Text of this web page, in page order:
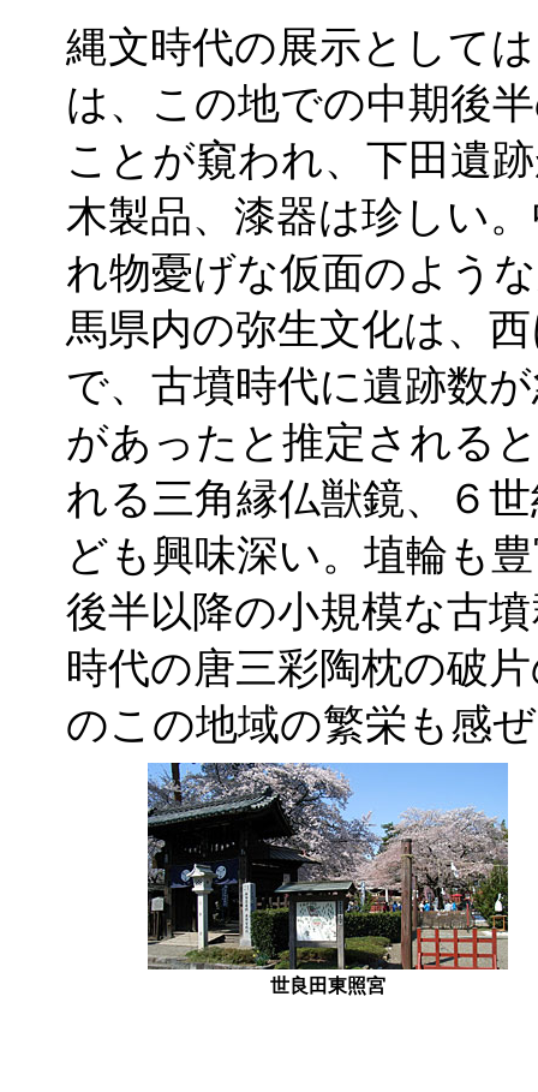
縄文時代の展示として
は、この地での中期後
ことが窺われ、下田遺
木製品、漆器は珍しい
れ物憂げな仮面のよう
馬県内の弥生文化は、
で、古墳時代に遺跡数
があったと推定される
れる三角縁仏獣鏡、６
ども興味深い。埴輪も
後半以降の小規模な古
時代の唐三彩陶枕の破
のこの地域の繁栄も感
世良田東照宮